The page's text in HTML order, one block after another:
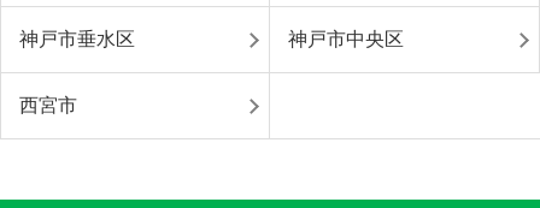
神戸市垂水区 神戸市中央区
西宮市